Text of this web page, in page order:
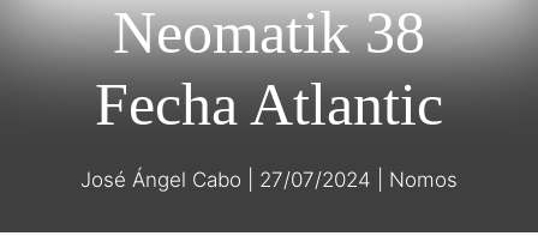
Neomatik 38
Fecha Atlantic
José Ángel Cabo 27/07/2024 Nomos